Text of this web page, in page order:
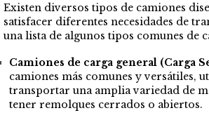
Existen diversos tipos de camiones
satisfacer diferentes necesidades de
una lista de algunos tipos comunes de
Camiones de carga general (Carga
camiones más comunes y versátiles,
transportar una amplia variedad de
tener remolques cerrados o abiertos.